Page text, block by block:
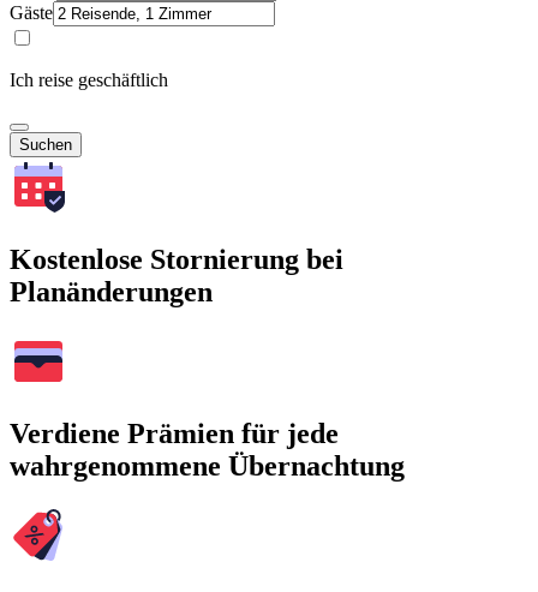
Gäste
Ich reise geschäftlich
Suchen
Kostenlose Stornierung bei
Planänderungen
Verdiene Prämien für jede
wahrgenommene Übernachtung